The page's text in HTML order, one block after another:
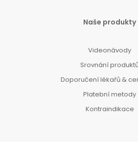
Naše produkty
Videonávody
Srovnání
Doporučení lékařů &
Platební metody
Kontraindikace